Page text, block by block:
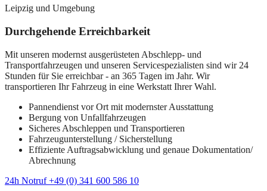
Leipzig und Umgebung
Durchgehende Erreichbarkeit
Mit unseren modernst ausgerüsteten Abschlepp- und
Transportfahrzeugen und unseren Servicespezialisten sind wir 24
Stunden für Sie erreichbar - an 365 Tagen im Jahr. Wir
transportieren Ihr Fahrzeug in eine Werkstatt Ihrer Wahl.
Pannendienst vor Ort mit modernster Ausstattung
Bergung von Unfallfahrzeugen
Sicheres Abschleppen und Transportieren
Fahrzeugunterstellung / Sicherstellung
Effiziente Auftragsabwicklung und genaue Dokumentation/
Abrechnung
24h Notruf +49 (0) 341 600 586 10